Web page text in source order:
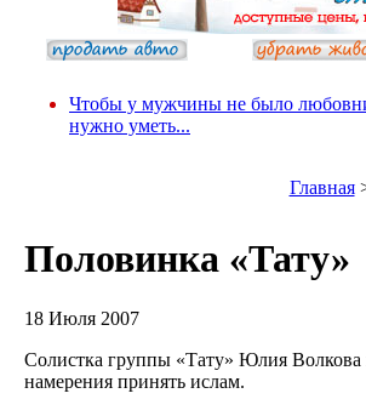
Чтобы у мужчины не было
нужно уметь...
Главная
Половинка «Тату»
18 Июля 2007
Солистка группы «Тату» Юлия Волкова
намерения принять ислам.